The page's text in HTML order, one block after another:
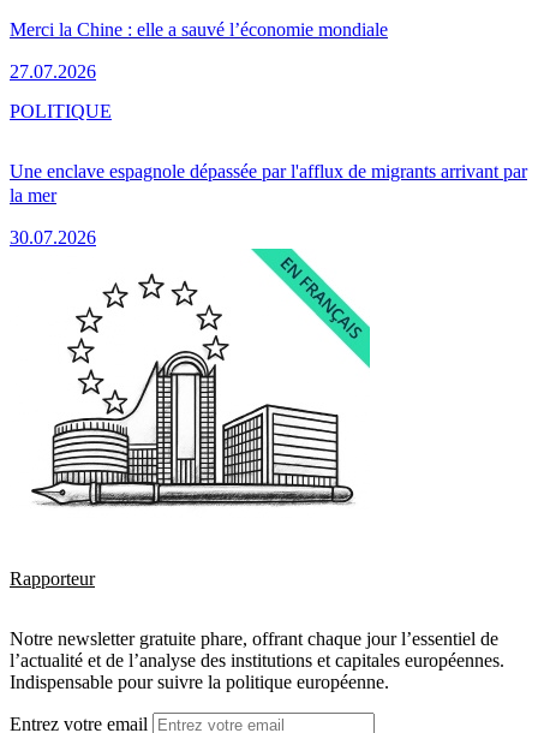
Merci la Chine : elle a sauvé l’économie mondiale
27.07.2026
Une enclave espagnole dépassée par l'afflux de migrants arrivant par
la mer
30.07.2026
POLITIQUE
Rapporteur
Notre newsletter gratuite phare, offrant chaque jour l’essentiel de
l’actualité et de l’analyse des institutions et capitales européennes.
Indispensable pour suivre la politique européenne.
Entrez votre email